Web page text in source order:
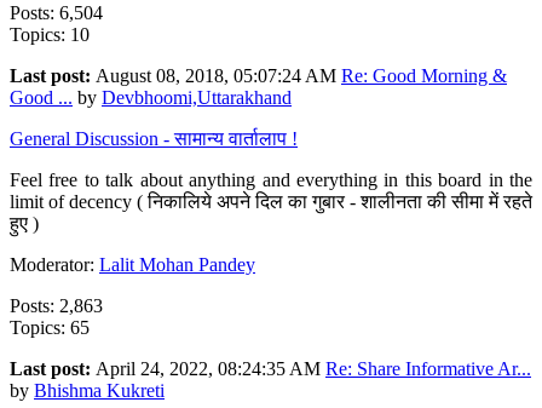
Posts: 6,504
Topics: 10
Last post: August 08, 2018, 05:07:24 AM Re: Good Morning &
Good ... by Devbhoomi,Uttarakhand
General Discussion - सामान्य वार्तालाप !
Feel free to talk about anything and everything in this board in the
limit of decency ( निकालिये अपने दिल का गुबार - शालीनता की सीमा में रहते
हुए )
Moderator: Lalit Mohan Pandey
Posts: 2,863
Topics: 65
Last post: April 24, 2022, 08:24:35 AM Re: Share Informative Ar...
by Bhishma Kukreti